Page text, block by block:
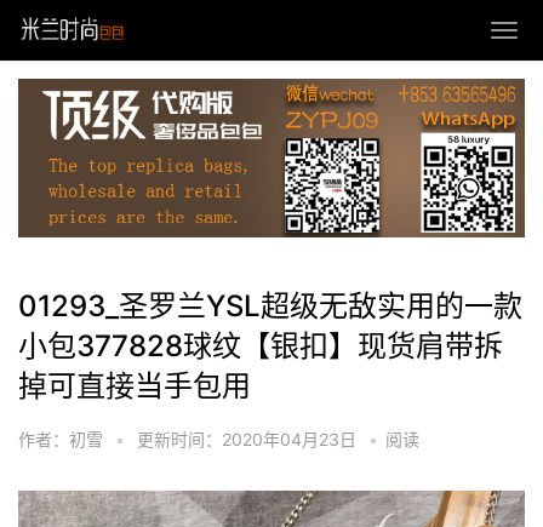
01293_圣罗兰YSL超级无敌实用的一款
小包377828球纹【银扣】现货肩带拆
掉可直接当手包用
作者：初雪 • 更新时间：2020年04月23日 • 阅读